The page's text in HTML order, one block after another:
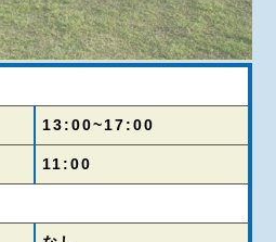
13:00~17:00
11:00